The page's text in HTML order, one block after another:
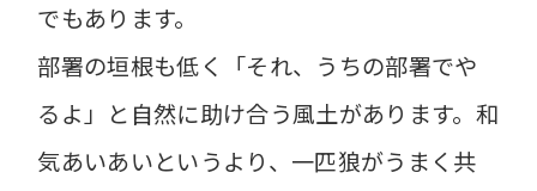
でもあります。
部署の垣根も低く「それ、うちの部署でや
るよ」と自然に助け合う風土があります。和
気あいあいというより、一匹狼がうまく共